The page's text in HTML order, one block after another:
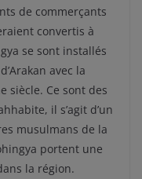
de commerçants
convertis à
se sont installés
avec la
siècle. Ce sont des
il s’agit d’un
musulmans de la
portent une
la région.